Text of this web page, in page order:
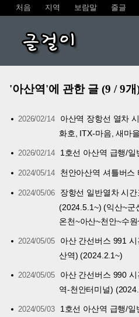
처음 지역 보람말 줄글
글걸이
'아산역'에 관한 글 (9 / 9개
2026/02/14
아산역 장항선 열차
화호, ITX-마음, 새마
2026/02/14 1호선 아산역 급행/
2024/05/14 천안아산역 셔틀버스
2024/05/06
장항선 일반열차 시
(2024.5.1~) (익산~군
온천~아산~천안~수
2024/05/05
아산 간선버스 991
산역) (2024.2.1~)
2024/05/05
아산 간선버스 990
역-천안터미널)
2024/05/03 1호선 아산역 급행/